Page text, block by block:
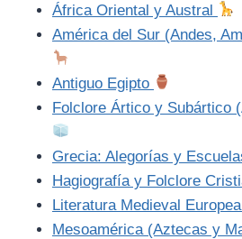
África Oriental y Austral
América del Sur (Andes,
Antiguo Egipto
Folclore Ártico y Subártico
Grecia: Alegorías y
Hagiografía y Folclore
Literatura Medieval Europea
Mesoamérica (Aztecas y